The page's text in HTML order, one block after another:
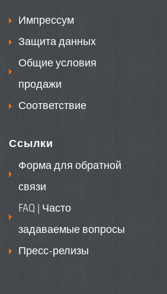
Импрессум
Защита данных
Общие условия
продажи
Соответствие
Ссылки
Форма для обратной
связи
FAQ | Часто
задаваемые вопросы
Пресс-релизы